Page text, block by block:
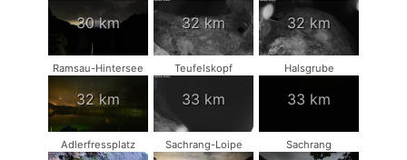
30 km 32 km 32 km
Ramsau-Hintersee
32 km
Teufelskopf
33 km
Halsgrube
33 km
Adlerfressplatz Sachrang-Loipe Sachrang